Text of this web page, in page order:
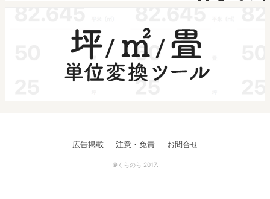
広告掲載 注意・免責 お問合せ
©くらのら 2017.